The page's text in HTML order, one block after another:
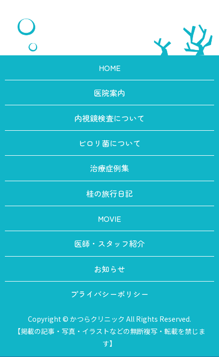
HOME
医院案内
内視鏡検査について
ピロリ菌について
治療症例集
桂の旅行日記
MOVIE
医師・スタッフ紹介
お知らせ
プライバシーポリシー
Copyright © かつらクリニック All Rights Reserved.
【掲載の記事・写真・イラストなどの無断複写・転載を禁じま
す】